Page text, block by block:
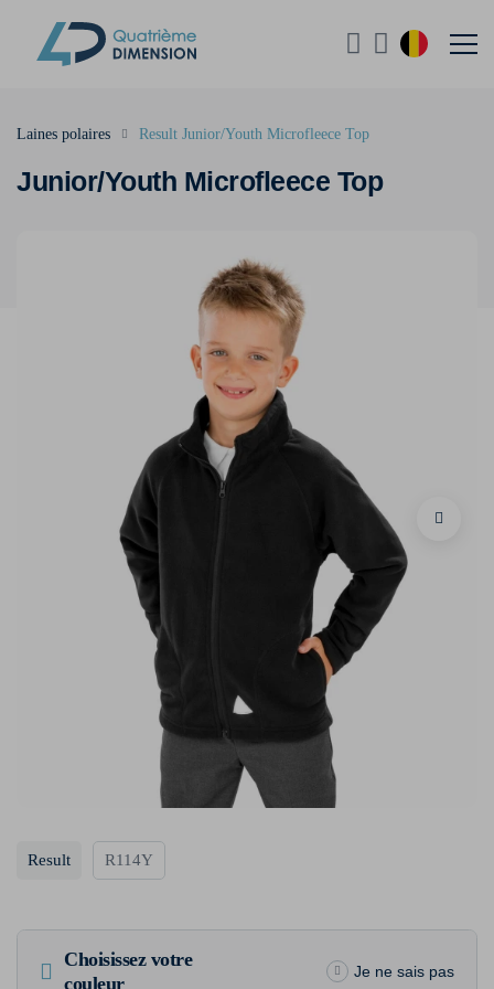
Junior/Youth Microfleece Top
Laines polaires Result Junior/Youth Microfleece Top
Result R114Y
Choisissez votre
couleur
Je ne sais pas